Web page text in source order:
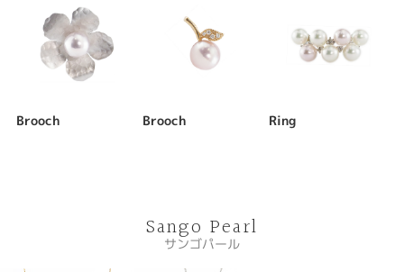
Brooch Brooch Ring
Sango Pearl
サンゴパール